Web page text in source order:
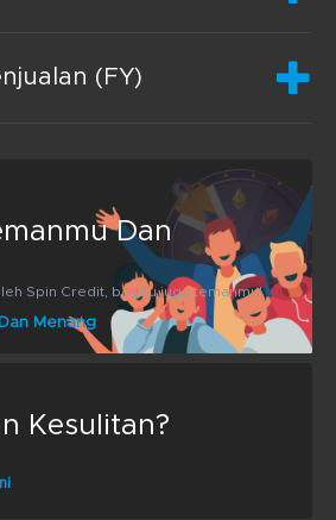
(FY)
Dan
Spin Credit, begitu juga temanmu!
Menang
Kesulitan?